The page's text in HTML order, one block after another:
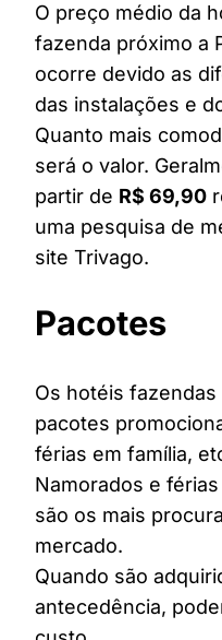
O preço médio da
fazenda próximo a
ocorre devido as
das instalações e
Quanto mais
será o valor.
partir de R$ 69,90
uma pesquisa de
site Trivago.
Pacotes
Os hotéis
pacotes
férias em família,
Namorados e
são os mais
mercado.
Quando são
antecedência,